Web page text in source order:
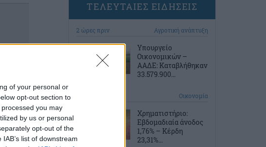
of your personal or
opt-out section to
you may
by us or personal
opt-out of the
list of downstream
ΤΕΛΕΥΤΑΙΕΣ ΕΙΔΗΣΕΙΣ
2 ώρες πριν Αγροτική ανάπτυξη
Υπουργείο
Οικονομικών –
ΑΑΔΕ: Καταβλήθηκαν
33.579.900...
Οικονομία
Χρηματιστήριο:
Εβδομαδιαία άνοδος
1,76% – Κέρδη
23,31%...